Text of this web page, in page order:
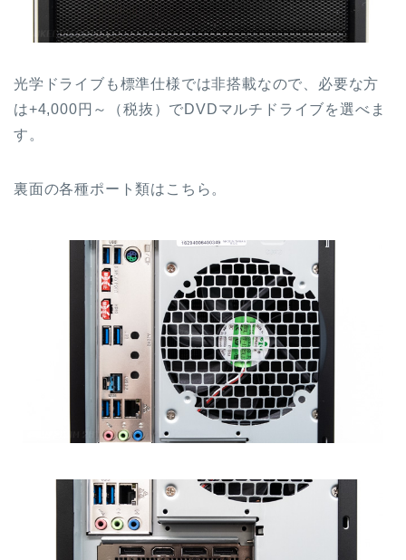
光学ドライブも標準仕様では非搭載なので、必要な方
は+4,000円～（税抜）でDVDマルチドライブを選べま
す。
裏面の各種ポート類はこちら。